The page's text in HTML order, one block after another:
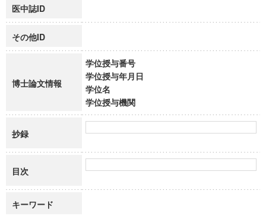
医中誌ID
その他ID
博士論文情報
学位授与番号
学位授与年月日
学位名
学位授与機関
抄録
目次
キーワード